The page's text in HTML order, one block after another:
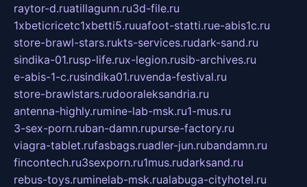
raytor-d.ruatillagunn.ru3d-file.ru
1xbeticricetc1xbetti5.ruuafoot-statti.rue-abis1c.ru
store-brawl-stars.rukts-services.rudark-sand.ru
sindika-01.rusp-life.rux-legion.rusib-archives.ru
e-abis-1-c.rusindika01.ruvenda-festival.ru
store-brawlstars.rudooraleksandria.ru
antenna-highly.rumine-lab-msk.ru1-mus.ru
3-sex-porn.ruban-damn.rupurse-factory.ru
viagra-tablet.rufasbags.ruadler-jun.rubandamn.ru
fincontech.ru3sexporn.ru1mus.rudarksand.ru
rebus-toys.ruminelab-msk.rualabuga-cityhotel.ru